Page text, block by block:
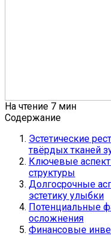
На чтение 7 мин
Содержание
Эстетические
твёрдых тканей
Ключевые
структуры
Долгосрочные
эстетику улыбки
Потенциальные
осложнения
Финансовые